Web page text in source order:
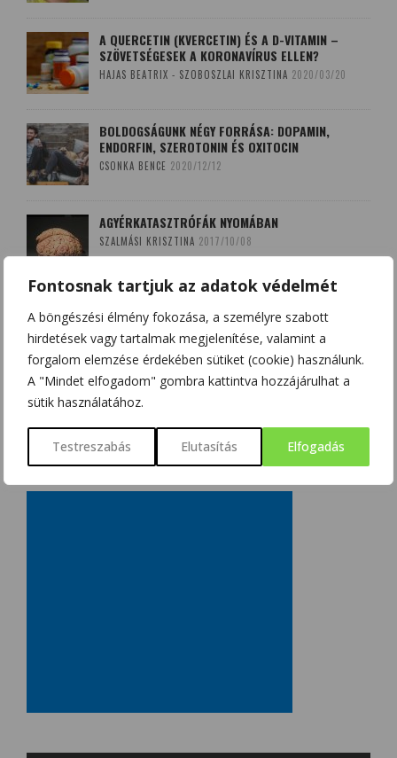
Fontosnak tartjuk az adatok védelmét
A böngészési élmény fokozása, a személyre szabott
hirdetések vagy tartalmak megjelenítése, valamint a
forgalom elemzése érdekében sütiket (cookie) használunk.
A "Mindet elfogadom" gombra kattintva hozzájárulhat a
sütik használatához.
Testreszabás Elutasítás Elfogadás
A QUERCETIN (KVERCETIN) ÉS A D-VITAMIN –
SZÖVETSÉGESEK A KORONAVÍRUS ELLEN?
HAJAS BEATRIX - SZOBOSZLAI KRISZTINA 2020/03/20
BOLDOGSÁGUNK NÉGY FORRÁSA: DOPAMIN,
ENDORFIN, SZEROTONIN ÉS OXITOCIN
CSONKA BENCE 2020/12/12
AGYÉRKATASZTRÓFÁK NYOMÁBAN
SZALMÁSI KRISZTINA 2017/10/08
A LEKOPOGÁS BABONÁJA
SZOBOSZLAI KRISZTINA 2018/03/15